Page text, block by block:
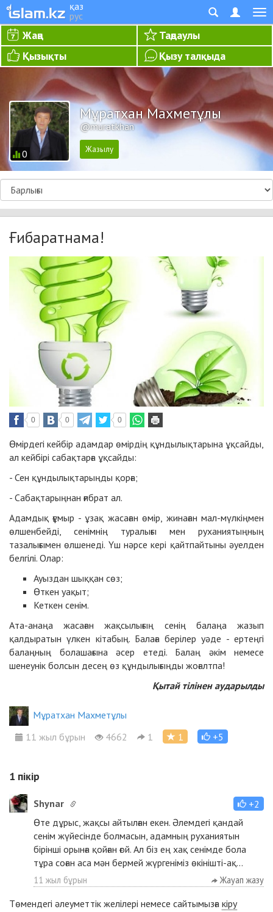
қаз
рус
Жаңа
Таңдаулы
Қызықты
Қызу талқыда
0
Мұратхан Махметұлы
@muratkhan
Ғибаратнама!
0 0 0
Өмірдегі кейбір адамдар өмірдің құндылықтарына ұқсайды,
ал кейбірі сабақтарға ұқсайды:
- Сен құндылықтарыңды қорға;
- Сабақтарыңнан ғибрат ал.
Адамдық ғұмыр - ұзақ жасаған өмір, жинаған мал-мүлкіңмен
өлшенбейді, сенімнің туралығы мен руханиятыңның
тазалығымен өлшенеді. Үш нәрсе кері қайтпайтыны әуелден
белгілі. Олар:
Ауыздан шыққан сөз;
Өткен уақыт;
Кеткен сенім.
Ата-анаңа жасаған жақсылығың сенің балаңа жазып
қалдыратын үлкен кітабың. Балаға берілер уәде - ертеңгі
балаңның болашағына әсер етеді. Балаң әкім немесе
шенеунік болсын десең өз құндылығыңды жоғалтпа!
Қытай тілінен аударылды
Мұратхан Махметұлы
11 жыл бұрын
4662 1 1 +5
1 пікір
Shynar
+2
Өте дұрыс, жақсы айтылған екен. Әлемдегі қандай
сенім жүйесінде болмасын, адамның руханиятын
бірінші орынға қойған ғой. Ал біз ең хақ сенімде бола
тұра соған аса мән бермей жүргеніміз өкінішті-ақ...
11 жыл бұрын Жауап жазу
Төмендегі әлеуметтік желілері немесе сайтымызға кіру